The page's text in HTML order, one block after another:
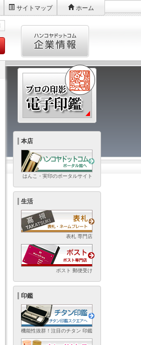
サイトマップ ホーム
本店
はんこ・実印のポータルサイト
生活
表札 専門店
ポスト 郵便受け
印鑑
機能性抜群！注目のチタン 印鑑